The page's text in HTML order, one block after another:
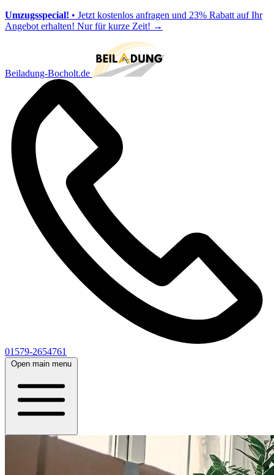
Umzugsspecial! • Jetzt kostenlos anfragen und 23% Rabatt auf Ihr
Angebot erhalten! Nur für kurze Zeit! →
Beiladung-Bocholt.de
01579-2654761
Open main menu